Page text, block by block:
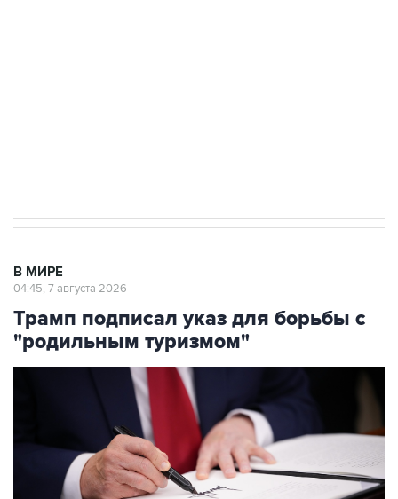
В МИРЕ
04:45, 7 августа 2026
Трамп подписал указ для борьбы с
"родильным туризмом"